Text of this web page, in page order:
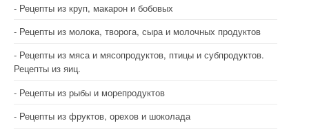
Рецепты из круп, макарон и бобовых
Рецепты из молока, творога, сыра и молочных продуктов
Рецепты из мяса и мясопродуктов, птицы и субпродуктов.
Рецепты из яиц.
Рецепты из рыбы и морепродуктов
Рецепты из фруктов, орехов и шоколада